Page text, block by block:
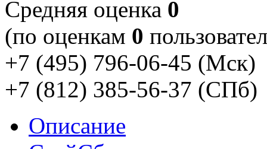
Cредняя оценка 0
(по оценкам 0
+7 (495) 796-06-45 (Мск)
+7 (812) 385-56-37 (СПб)
Описание